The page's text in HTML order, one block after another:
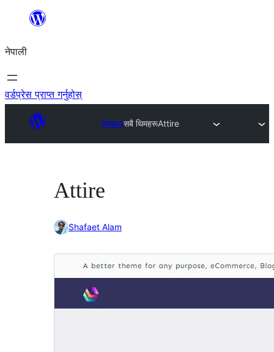
सामग्रीमा
नेपाली
वर्डप्रेस प्राप्त गर्नुहोस्
थिमहरूसबै थिमहरूAttire
Attire
Shafaet Alam